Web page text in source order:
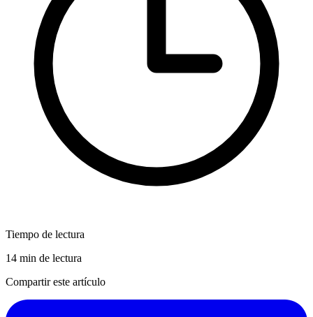
Tiempo de lectura
14 min de lectura
Compartir este artículo